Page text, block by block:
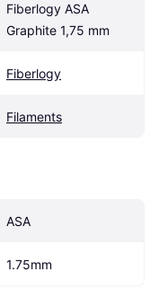
Fiberlogy ASA
Graphite 1,75 mm
Fiberlogy
Filaments
ASA
1.75mm